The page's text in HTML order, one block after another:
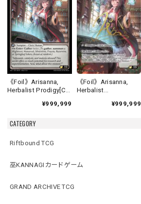
CATEGORY
Riftbound TCG
巫KANNAGIカードゲーム
GRAND ARCHIVE TCG
《Foil》Arisanna,
Herbalist Prodigy[C]
¥999,999
《Foil》Arisanna,
Herbalist
¥999,999